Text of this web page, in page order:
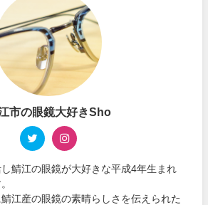
市の眼鏡大好きSho
鯖江の眼鏡が大好きな平成4年生まれ
江産の眼鏡の素晴らしさを伝えられた